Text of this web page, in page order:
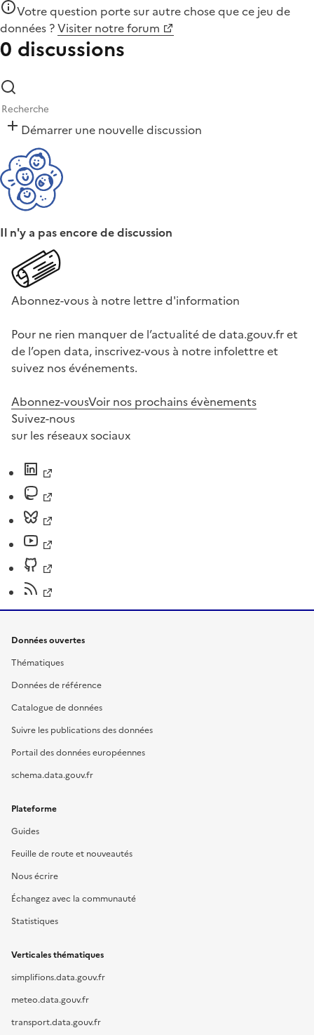
Votre question porte sur autre chose quece jeu de
données ?Visiter notre forum
0 discussions
Démarrer une nouvelle discussion
Il n'y a pas encore de discussion
Abonnez-vous à notre lettre d'information
Pour ne rien manquer de l’actualité de data.gouv.fr et
de l’open data, inscrivez-vous à notre infolettre et
suivez nos événements.
Abonnez-vousVoir nos prochains évènements
Suivez-nous
sur les réseaux sociaux
Données ouvertes
Thématiques
Données de référence
Catalogue de données
Suivre les publications des données
Portail des données européennes
schema.data.gouv.fr
Plateforme
Guides
Feuille de route et nouveautés
Nous écrire
Échangez avec la communauté
Statistiques
Verticales thématiques
simplifions.data.gouv.fr
meteo.data.gouv.fr
transport.data.gouv.fr